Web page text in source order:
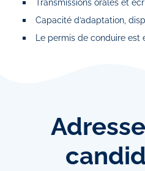
Transmissions orales et
Capacité d’adaptation,
Le permis de conduire est